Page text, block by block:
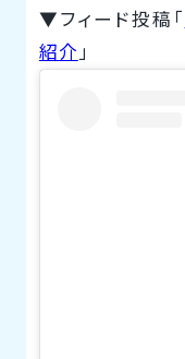
▼フィード投稿「
紹介 」